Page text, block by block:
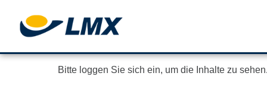
Bitte loggen Sie sich ein, um die Inhalte zu sehen.